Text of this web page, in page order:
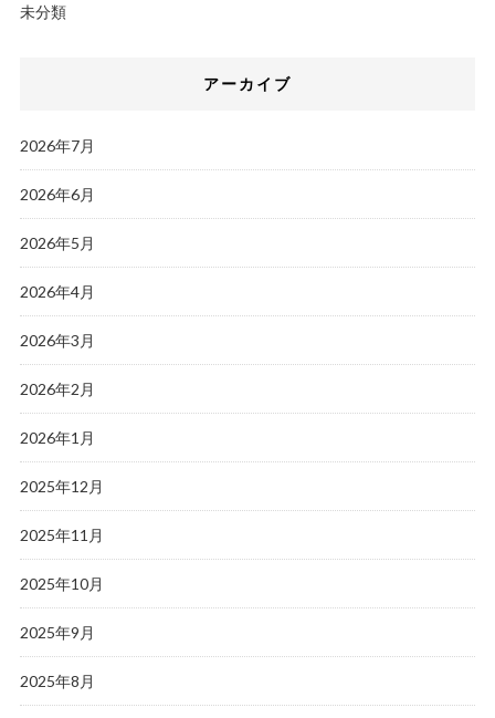
未分類
アーカイブ
2026年7月
2026年6月
2026年5月
2026年4月
2026年3月
2026年2月
2026年1月
2025年12月
2025年11月
2025年10月
2025年9月
2025年8月